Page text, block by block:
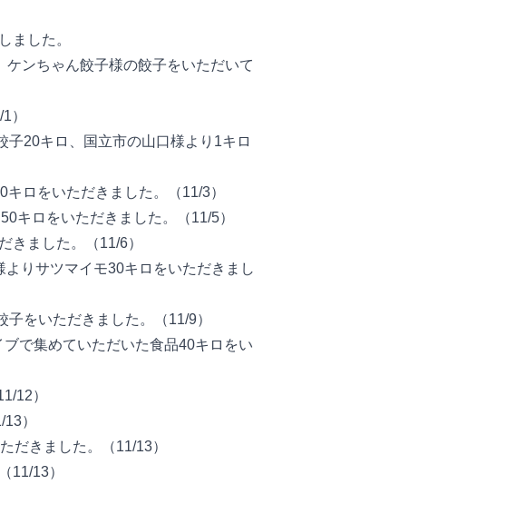
ました。
ンちゃん餃子様の餃子をいただいて
）
20キロ、国立市の山口様より1キロ
ロをいただきました。（11/3）
キロをいただきました。（11/5）
きました。（11/6）
りサツマイモ30キロをいただきまし
をいただきました。（11/9）
で集めていただいた食品40キロをい
12）
）
だきました。（11/13）
11/13）